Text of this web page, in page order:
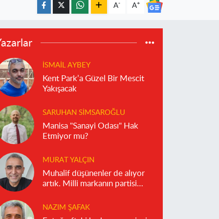
A- A+
İSMAIL AYBEY
Kent Park’a Güzel Bir Mescit
Yakışacak
SARUHAN SIMSAROĞLU
Manisa "Sanayi Odası" Hak
Etmiyor mu?
MURAT YALÇIN
Muhalif düşünenler de alıyor
artık. Milli markanın partisi
NAZIM ŞAFAK